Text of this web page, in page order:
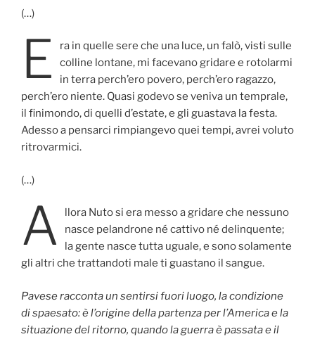
(…)
E
ra in quelle sere che una luce, un falò, visti sulle
colline lontane, mi facevano gridare e rotolarmi
in terra perch’ero povero, perch’ero ragazzo,
perch’ero niente. Quasi godevo se veniva un temprale,
il finimondo, di quelli d’estate, e gli guastava la festa.
Adesso a pensarci rimpiangevo quei tempi, avrei voluto
ritrovarmici.
(…)
A
llora Nuto si era messo a gridare che nessuno
nasce pelandrone né cattivo né delinquente;
la gente nasce tutta uguale, e sono solamente
gli altri che trattandoti male ti guastano il sangue.
Pavese racconta un sentirsi fuori luogo, la condizione
di spaesato: è l’origine della partenza per l’America e la
situazione del ritorno, quando la guerra è passata e il